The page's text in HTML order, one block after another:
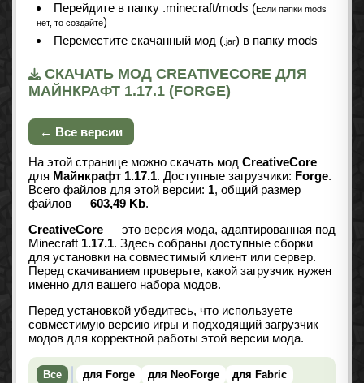
Перейдите в папку .minecraft/mods (Если папки mods
нет, то создайте)
Переместите скачанный мод ( .jar) в папку mods
СКАЧАТЬ МОД CREATIVECORE ДЛЯ
МАЙНКРАФТ 1.17.1 (FORGE)
← Все версии
На этой странице можно скачать мод CreativeCore
для Майнкрафт 1.17.1. Доступные загрузчики: Forge.
Всего файлов для этой версии: 1, общий размер
файлов — 603,49 Kb.
CreativeCore — это версия мода, адаптированная под
Minecraft 1.17.1. Здесь собраны доступные сборки
для установки на совместимый клиент или сервер.
Перед скачиванием проверьте, какой загрузчик нужен
именно для вашего набора модов.
Перед установкой убедитесь, что используете
совместимую версию игры и подходящий загрузчик
модов для корректной работы этой версии мода.
Все для Forge для NeoForge для Fabric